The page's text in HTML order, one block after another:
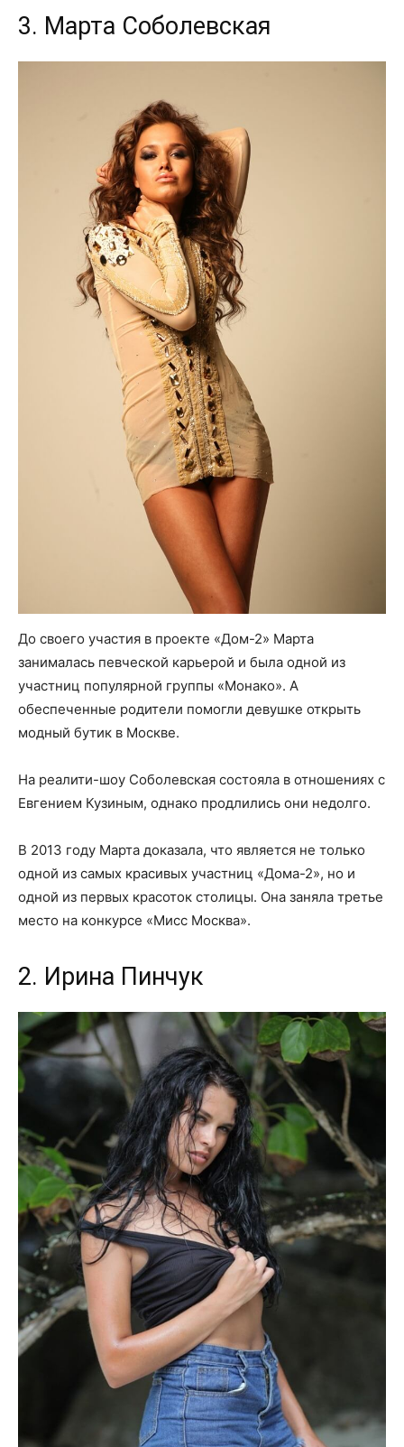
3. Марта Соболевская
До своего участия в проекте «Дом-2» Марта
занималась певческой карьерой и была одной из
участниц популярной группы «Монако». А
обеспеченные родители помогли девушке открыть
модный бутик в Москве.
На реалити-шоу Соболевская состояла в отношениях с
Евгением Кузиным, однако продлились они недолго.
В 2013 году Марта доказала, что является не только
одной из самых красивых участниц «Дома-2», но и
одной из первых красоток столицы. Она заняла третье
место на конкурсе «Мисс Москва».
2. Ирина Пинчук